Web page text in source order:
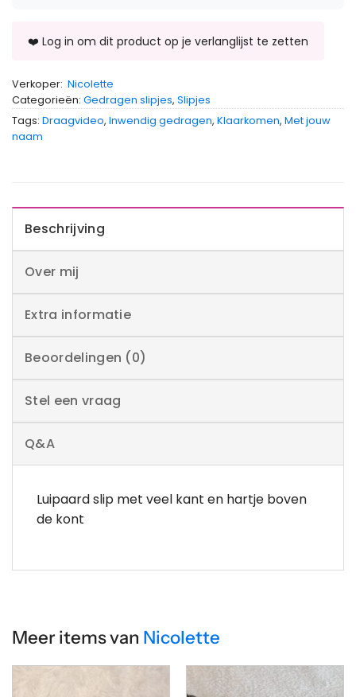
Verkoper: Nicolette
Categorieën: Gedragen slipjes, Slipjes
Tags: Draagvideo, Inwendig gedragen, Klaarkomen, Met jouw
naam
Beschrijving
Over mij
Extra informatie
Beoordelingen (0)
Stel een vraag
Q&A
Luipaard slip met veel kant en hartje boven
de kont
Meer items van Nicolette